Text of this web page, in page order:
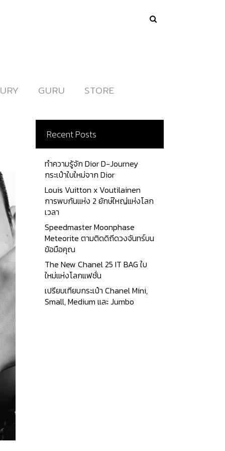
GURU
GURU STORE
STORE
Recent Posts
ทำความรู้จัก Dior D-Journey
กระเป๋าใบใหม่จาก Dior
Louis Vuitton x Voutilainen
การพบกันแห่ง 2 ยักษ์ใหญ่แห่งโลก
เวลา
Speedmaster Moonphase
Meteorite ตามติดดิถีดวงจันทร์บน
ข้อมือคุณ
The New Chanel 25 IT BAG ใบ
ใหม่แห่งโลกแฟชั่น
เปรียบเทียบกระเป๋า Chanel Mini,
Small, Medium และ Jumbo